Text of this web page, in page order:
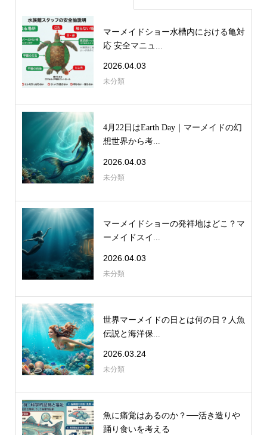
マーメイドショー水槽内における亀対
応 安全マニュ...
2026.04.03
未分類
4月22日はEarth Day｜マーメイドの幻
想世界から考...
2026.04.03
未分類
マーメイドショーの発祥地はどこ？マ
ーメイドスイ...
2026.04.03
未分類
世界マーメイドの日とは何の日？人魚
伝説と海洋保...
2026.03.24
未分類
魚に痛覚はあるのか？──活き造りや
踊り食いを考える